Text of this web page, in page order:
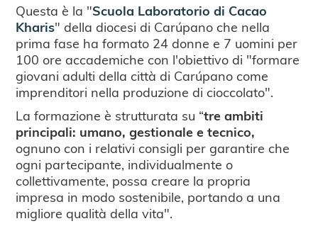
Questa è la "Scuola Laboratorio di Cacao
Kharis" della diocesi di Carúpano che nella
prima fase ha formato 24 donne e 7 uomini per
100 ore accademiche con l'obiettivo di "formare
giovani adulti della città di Carúpano come
imprenditori nella produzione di cioccolato".
La formazione è strutturata su “tre ambiti
principali: umano, gestionale e tecnico,
ognuno con i relativi consigli per garantire che
ogni partecipante, individualmente o
collettivamente, possa creare la propria
impresa in modo sostenibile, portando a una
migliore qualità della vita".